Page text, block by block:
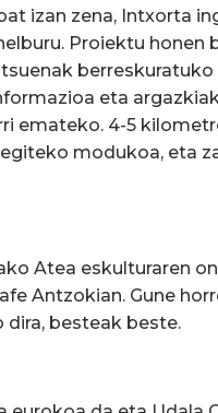
izan zena, Intxorta
Proiektu honen
berreskuratuko
eta
emateko. 4-5
modukoa, eta
Atea eskulturaren
Antzokian. Gune
besteak beste.